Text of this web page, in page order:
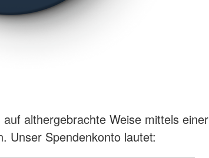
althergebrachte Weise mittels einer
Unser Spendenkonto lautet: